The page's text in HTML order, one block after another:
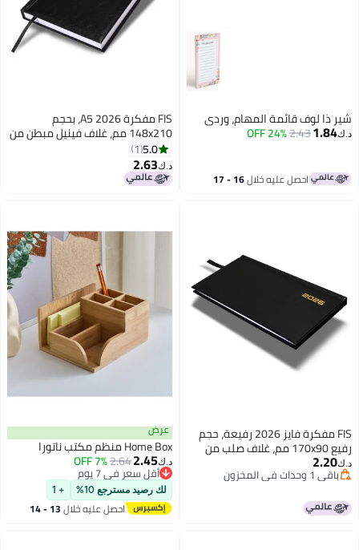
شير ذا لوف قائمة المهام، وردي
د.ك‏1.84
2.43
24% OFF
احصل عليه خلال 16 - 17
FIS مفكرة A5 2026، بحجم
148x210 مم، غلاف فينيل مبطن من
جهة واحدة، تنسيق يوم في صفحة،
غلاف أسود - FSDI18AE26BK
5.0
1
د.ك‏2.63
FIS مفكرة فايز 2026 رفيعة، حجم
رفيع 170x90 مم، غلاف صلب من
مواد الفينيل، أسبوع واحد في لمحة،
تنسيق أفقي، ورق أبيض 60 جرام،
د.ك‏2.20
باقي 1 وحدات في المخزون
باقي 1 وحدات في المخزون
عرض
Home Box منظم مكتب ناتورا
د.ك‏2.45
2.64
7% OFF
أقل سعر في 7 يوم
أقل سعر في 7 يوم
لك رصيد مسترجع 10% + 1
احصل عليه خلال 13 - 14